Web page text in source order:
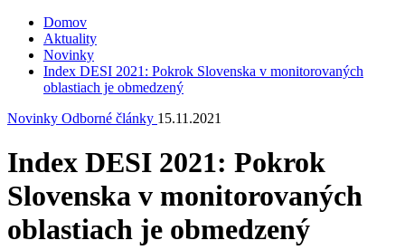
Domov
Aktuality
Novinky
Index DESI 2021: Pokrok Slovenska v monitorovaných
oblastiach je obmedzený
Novinky Odborné články 15.11.2021
Index DESI 2021: Pokrok
Slovenska v monitorovaných
oblastiach je obmedzený